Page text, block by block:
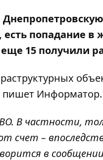
попадание в
15 получили
пишет Информатор.
В частности,
счет –
в